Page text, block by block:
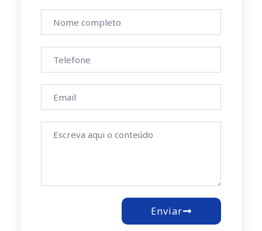
Enviar